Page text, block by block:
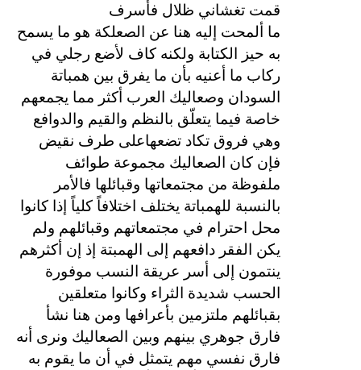
قمت تغشاني ظلال فأسرف
ما ألمحت إليه هنا عن الصعلكة هو ما يسمح
به حيز الكتابة ولكنه كاف لأضع رجلي في
ركاب ما أعنيه بأن ما يفرق بين همباتة
السودان وصعاليك العرب أكثر مما يجمعهم
خاصة فيما يتعلّق بالنظم والقيم والدوافع
وهي فروق تكاد تضعهاعلى طرف نقيض
فإن كان الصعاليك مجموعة طوائف
ملفوظة من مجتمعاتها وقبائلها فالأمر
بالنسبة للهمباتة يختلف اختلافاً كلياً إذا كانوا
محل احترام في مجتمعاتهم وقبائلهم ولم
يكن الفقر دافعهم إلى الهمبتة إذ إن أكثرهم
ينتمون إلى أسر عريقة النسب موفورة
الحسب شديدة الثراء وكانوا متعلقين
بقبائلهم ملتزمين بأعرافها ومن هنا نشأ
فارق جوهري بينهم وبين الصعاليك ونرى أنه
فارق نفسي مهم يتمثل في أن ما يقوم به